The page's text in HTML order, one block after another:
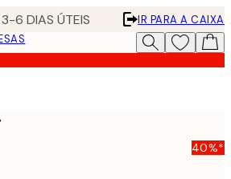
6 DIAS ÚTEIS
IR PARA A CAIXA
40%*